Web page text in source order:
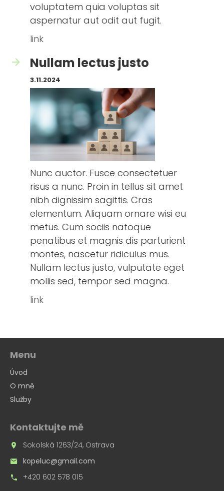
voluptatem quia voluptas sit
aspernatur aut odit aut fugit.
link
Nullam lectus justo
3.11.2024
Nunc auctor. Fusce consectetuer
risus a nunc. Proin in tellus sit amet
nibh dignissim sagittis. Cras
elementum. Aliquam ornare wisi eu
metus. Cum sociis natoque
penatibus et magnis dis parturient
montes, nascetur ridiculus mus.
Nullam lectus justo, vulputate eget
mollis sed, tempor sed magna.
link
Menu
Úvod
O mně
Služby
Kontaktujte mě
Sokolská 1263/24, Ostrava
kopeluc@gmail.com
+420 602 578 015